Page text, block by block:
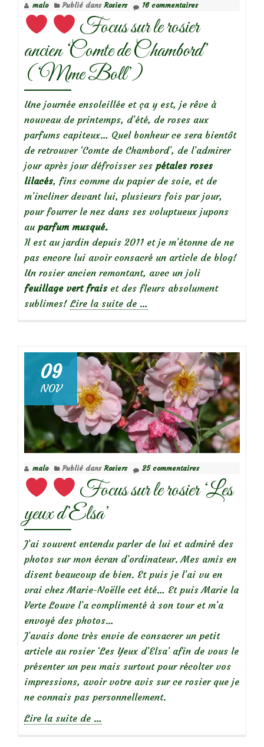
malo Publié dans Rosiers 16 commentaires
Focus sur le rosier
ancien ‘Comte de Chambord’
(‘Mme Boll’)
Une journée ensoleillée et ça y est, je rêve à
nouveau de printemps, d’été, de roses aux
parfums capiteux… Quel bonheur ce sera bientôt
de retrouver ‘Comte de Chambord’, de l’admirer
jour après jour défroisser ses pétales roses
lilacés, fins comme du papier de soie, et de
m’incliner devant lui, plusieurs fois par jour,
pour fourrer le nez dans ses voluptueux jupons
au parfum musqué.
Il est au jardin depuis 2011 et je m’étonne de ne
pas encore lui avoir consacré un article de blog!
Un rosier ancien remontant, avec un joli
feuillage vert frais et des fleurs absolument
sublimes! Lire la suite de à
Focus
sur
le
rosier
ancien
‘Comte
de
Chambord’
…
09
NOV
malo Publié dans Rosiers 25 commentaires
Focus sur le rosier ‘Les
yeux d’Elsa’
J’ai souvent entendu parler de lui et admiré des
photos sur mon écran d’ordinateur. Mes amis en
disent beaucoup de bien. Et puis je l’ai vu en
vrai chez Marie-Noëlle cet été… Et puis Marie la
Verte Louve l’a complimenté à son tour et m’a
envoyé des photos…
J’avais donc très envie de consacrer un petit
article au rosier ‘Les Yeux d’Elsa’ afin de vous le
présenter un peu mais surtout pour récolter vos
impressions, avoir votre avis sur ce rosier que je
ne connais pas personnellement.
Lire la suite de à
…